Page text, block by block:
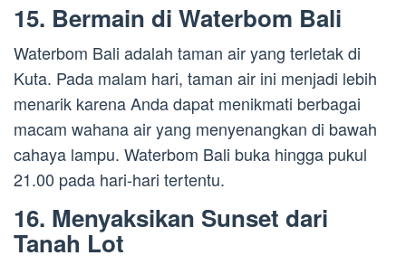
15. Bermain di Waterbom Bali
Waterbom Bali adalah taman air yang terletak di
Kuta. Pada malam hari, taman air ini menjadi lebih
menarik karena Anda dapat menikmati berbagai
macam wahana air yang menyenangkan di bawah
cahaya lampu. Waterbom Bali buka hingga pukul
21.00 pada hari-hari tertentu.
16. Menyaksikan Sunset dari
Tanah Lot